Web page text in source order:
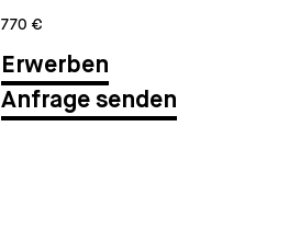
770 €
Anfrage senden